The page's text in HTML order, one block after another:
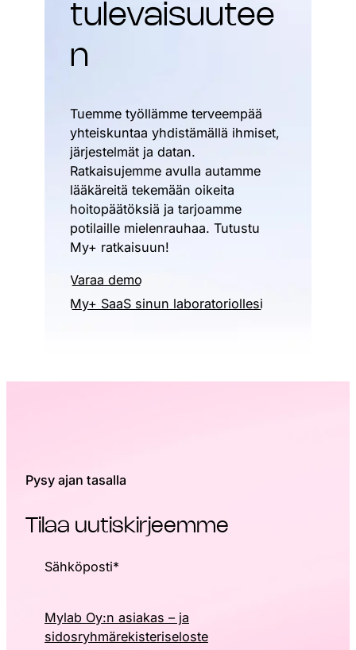
tulevaisuutee
n
Tuemme työllämme terveempää
yhteiskuntaa yhdistämällä ihmiset,
järjestelmät ja datan.
Ratkaisujemme avulla autamme
lääkäreitä tekemään oikeita
hoitopäätöksiä ja tarjoamme
potilaille mielenrauhaa. Tutustu
My+ ratkaisuun!
Varaa demo
My+ SaaS sinun laboratoriollesi
Pysy ajan tasalla
Tilaa uutiskirjeemme
Sähköposti*
Mylab Oy:n asiakas – ja
sidosryhmärekisteriseloste